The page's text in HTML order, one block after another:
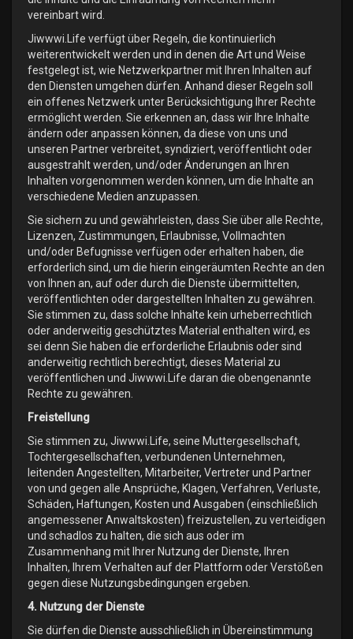
vereinbart wird.
Jiwwwi.Life verfügt über Regeln, die kontinuierlich
weiterentwickelt werden und in denen die Art und Weise
festgelegt ist, wie Netzwerkpartner mit Ihren Inhalten auf
den Diensten umgehen dürfen. Anhand dieser Regeln soll
ein offenes Netzwerk unter Berücksichtigung Ihrer Rechte
ermöglicht werden. Sie erkennen an, dass wir Ihre Inhalte
ändern oder anpassen können, da diese von uns und
unseren Partner verbreitet, syndiziert, veröffentlicht oder
ausgestrahlt werden, und/oder Änderungen an Ihren
Inhalten vorgenommen werden können, um die Inhalte an
verschiedene Medien anzupassen.
Sie sichern zu und gewährleisten, dass Sie über alle Rechte,
Lizenzen, Zustimmungen, Erlaubnisse, Vollmachten
und/oder Befugnisse verfügen oder erhalten haben, die
erforderlich sind, um die hierin eingeräumten Rechte an den
von Ihnen an, auf oder durch die Dienste übermittelten,
veröffentlichten oder dargestellten Inhalten zu gewähren.
Sie stimmen zu, dass solche Inhalte kein urheberrechtlich
oder anderweitig geschütztes Material enthalten wird, es
sei denn Sie haben die erforderliche Erlaubnis oder sind
anderweitig rechtlich berechtigt, dieses Material zu
veröffentlichen und Jiwwwi.Life daran die obengenannte
Rechte zu gewähren.
Freistellung
Sie stimmen zu, Jiwwwi.Life, seine Muttergesellschaft,
Tochtergesellschaften, verbundenen Unternehmen,
leitenden Angestellten, Mitarbeiter, Vertreter und Partner
von und gegen alle Ansprüche, Klagen, Verfahren, Verluste,
Schäden, Haftungen, Kosten und Ausgaben (einschließlich
angemessener Anwaltskosten) freizustellen, zu verteidigen
und schadlos zu halten, die sich aus oder im
Zusammenhang mit Ihrer Nutzung der Dienste, Ihren
Inhalten, Ihrem Verhalten auf der Plattform oder Verstößen
gegen diese Nutzungsbedingungen ergeben.
4. Nutzung der Dienste
Sie dürfen die Dienste ausschließlich in Übereinstimmung